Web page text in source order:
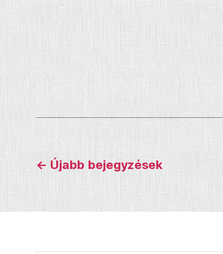
Bejegyzések
lapozása
←Újabbbejegyzések